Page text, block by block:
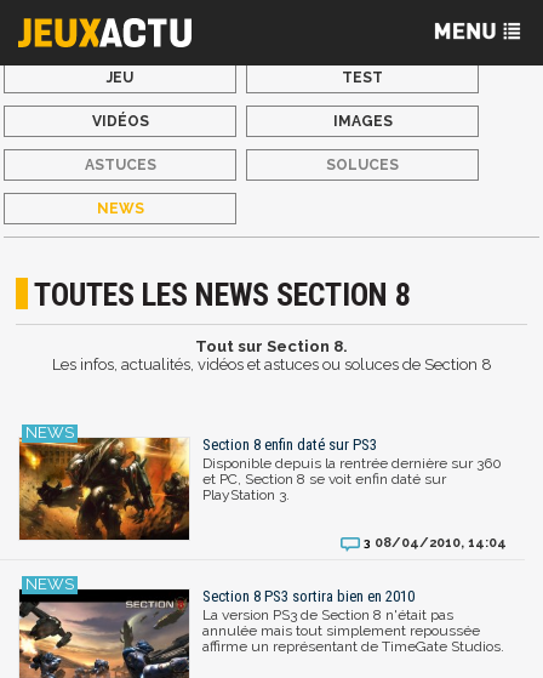
JEU TEST
VIDÉOS IMAGES
ASTUCES SOLUCES
NEWS
TOUTES LES NEWS SECTION 8
Tout sur Section 8.
Les infos, actualités, vidéos et astuces ou soluces de Section 8
Section 8 enfin daté sur PS3
Disponible depuis la rentrée dernière sur 360
et PC, Section 8 se voit enfin daté sur
PlayStation 3.
3 08/04/2010, 14:04
Section 8 PS3 sortira bien en 2010
La version PS3 de Section 8 n'était pas
annulée mais tout simplement repoussée
affirme un représentant de TimeGate Studios.